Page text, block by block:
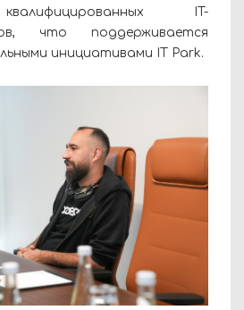
IT-
что поддерживается
инициативами IT Park.